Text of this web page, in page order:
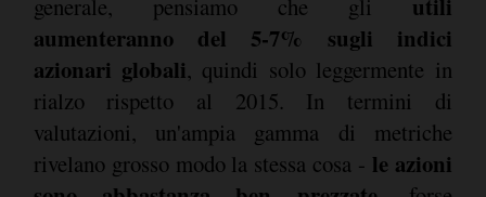
generale, pensiamo che gli utili
aumenteranno del 5-7% sugli indici
azionari globali, quindi solo leggermente in
rialzo rispetto al 2015. In termini di
valutazioni, un'ampia gamma di metriche
rivelano grosso modo la stessa cosa - le azioni